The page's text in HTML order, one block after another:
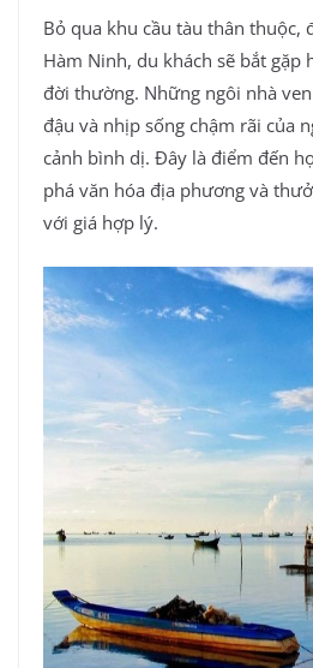
Bỏ qua khu cầu tàu thân thuộc,
Hàm Ninh, du khách sẽ bắt gặp
đời thường. Những ngôi nhà
đậu và nhịp sống chậm rãi của
cảnh bình dị. Đây là điểm đến
phá văn hóa địa phương và
với giá hợp lý.